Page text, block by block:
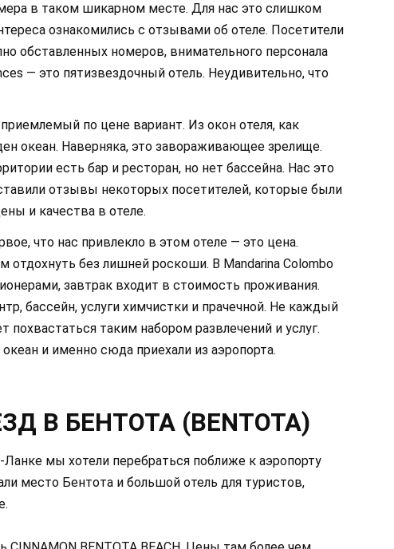
в таком шикарном месте. Для нас это слишком
ознакомились с отзывами об отеле. Посетители
обставленных номеров, внимательного персонала
— это пятизвездочный отель. Неудивительно, что
по цене вариант. Из окон отеля, как
океан. Наверняка, это завораживающее зрелище.
есть бар и ресторан, но нет бассейна. Нас это
отзывы некоторых посетителей, которые были
и качества в отеле.
что нас привлекло в этом отеле — это цена.
без лишней роскоши. В Mandarina Colombo
завтрак входит в стоимость проживания.
бассейн, услуги химчистки и прачечной. Не каждый
похвастаться таким набором развлечений и услуг.
и именно сюда приехали из аэропорта.
В БЕНТОТА (BENTOTA)
мы хотели перебраться поближе к аэропорту
место Бентота и большой отель для туристов,